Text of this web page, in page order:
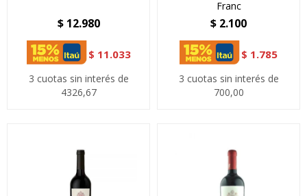
$ 12.980
$ 11.033
3 cuotas sin interés de
4326,67
Franc
$ 2.100
$ 1.785
3 cuotas sin interés de
700,00